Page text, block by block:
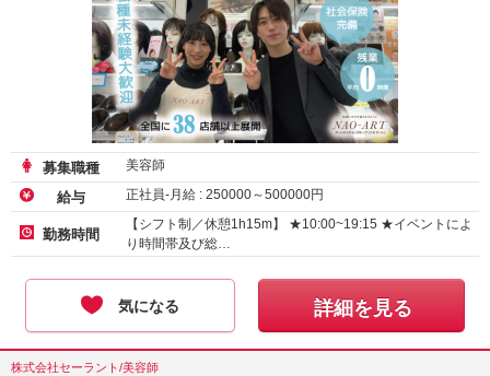
募集職種 美容師
給与 正社員-月給 : 250000～500000円
勤務時間
【シフト制／休憩1h15m】 ★10:00~19:15 ★イベントによ
り時間帯及び総…
気になる 詳細を見る
株式会社セーラント/美容師